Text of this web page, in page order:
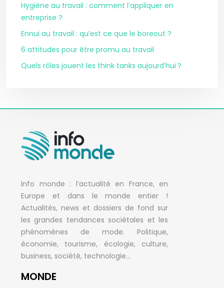
Hygiène au travail : comment l’appliquer en
entreprise ?
Ennui au travail : qu’est ce que le boreout ?
6 attitudes pour être promu au travail
Quels rôles jouent les think tanks aujourd’hui ?
Info monde : l’actualité en France, en
Europe et dans le monde entier !
Actualités, news et dossiers de fond sur
les grandes tendances sociétales et les
phénomènes de mode. Politique,
économie, tourisme, écologie, culture,
business, société, technologie…
MONDE